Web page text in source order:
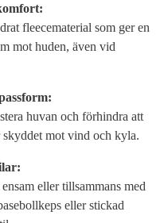
fleecematerial som ger en
mot huden, även vid
huvan och förhindra att
mot vind och kyla.
eller tillsammans med
eller stickad